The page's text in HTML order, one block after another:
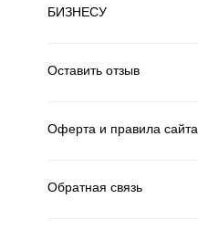
БИЗНЕСУ
Оставить отзыв
Оферта и правила сайта
Обратная связь